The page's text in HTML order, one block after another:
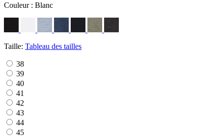
Couleur : Blanc
Taille: Tableau des tailles
38
39
40
41
42
43
44
45